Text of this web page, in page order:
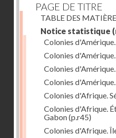
PAGE DE TITRE
TABLE DES
Notice statistique
Colonies
Colonies
Colonies
Colonies
Colonies d'Afrique.
Colonies d'Afrique.
Gabon(p.r45)
Colonies d'Afrique.